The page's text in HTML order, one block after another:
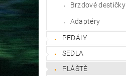
Brzdové destičky
Adaptéry
PEDÁLY
SEDLA
PLÁŠTĚ